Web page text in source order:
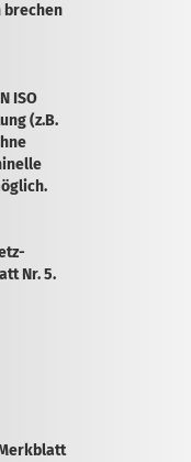
brechen
ISO
(z.B.
Nr. 5.